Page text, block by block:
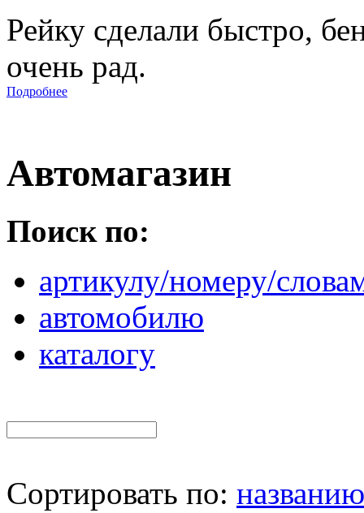
Рейку сделали быстро,
очень рад.
Подробнее
Автомагазин
Поиск по:
артикулу/номеру/
автомобилю
каталогу
Сортировать по: названию